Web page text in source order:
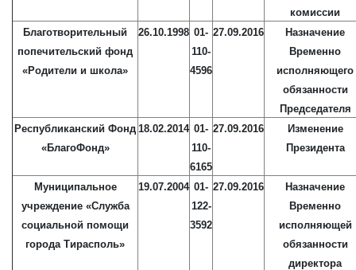
комиссии
Благотворительный
попечительский фонд
«Родители и школа»
26.10.1998 01-
110-
4596
27.09.2016
Назначение
Временно
исполняющего
обязанности
Председателя
Республиканский Фонд
«БлагоФонд»
18.02.2014 01-
110-
6165
27.09.2016
Изменение
Президента
Муниципальное
учреждение «Служба
социальной помощи
города Тирасполь»
19.07.2004 01-
122-
3592
27.09.2016
Назначение
Временно
исполняющей
обязанности
директора